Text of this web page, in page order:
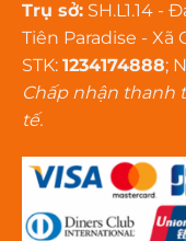
Trụ sở: SH.L1.14 -
Tiên Paradise - Xã
STK: 1234174888;
Chấp nhận thanh
tế.